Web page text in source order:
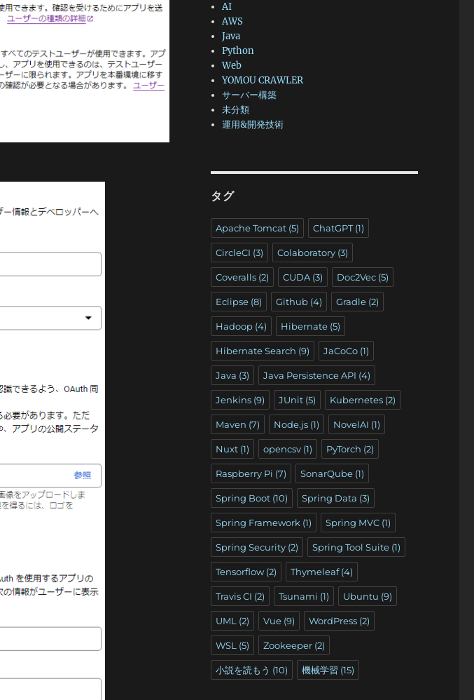
AI
AWS
Java
Python
Web
YOMOU CRAWLER
サーバー構築
未分類
運用&開発技術
タグ
Apache Tomcat(5) ChatGPT(1)
CircleCI (3) Colaboratory(3)
Coveralls(2) CUDA(3) Doc2Vec(5)
Eclipse(8) Github(4) Gradle(2)
Hadoop(4) Hibernate(5)
Hibernate Search (9) JaCoCo(1)
Java (3) Java Persistence API (4)
Jenkins(9) JUnit(5) Kubernetes(2)
Maven (7) Node.js(1) NovelAI (1)
Nuxt(1) opencsv(1) PyTorch (2)
Raspberry Pi (7) SonarQube(1)
Spring Boot(10) Spring Data (3)
Spring Framework (1) Spring MVC(1)
Spring Security(2) Spring Tool Suite(1)
Tensorflow(2) Thymeleaf(4)
Travis CI (2) Tsunami (1) Ubuntu (9)
UML (2) Vue(9) WordPress(2)
WSL (5) Zookeeper(2)
小説を読もう (10) 機械学習 (15)